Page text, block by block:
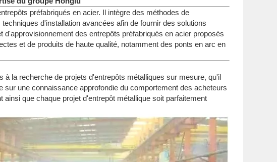
préfabriqués en acier. Il intègre des méthodes de
d'installation avancées afin de fournir des solutions
des entrepôts préfabriqués en acier proposés
et de produits de haute qualité, notamment des ponts en arc en
la recherche de projets d'entrepôts métalliques sur mesure, qu'il
une connaissance approfondie du comportement des acheteurs
que chaque projet d'entrepôt métallique soit parfaitement